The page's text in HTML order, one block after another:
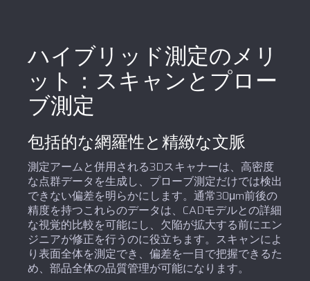
ハイブリッド測定のメリ
ット：スキャンとプロー
ブ測定
包括的な網羅性と精緻な文脈
測定アームと併用される3Dスキャナーは、高密度
な点群データを生成し、プローブ測定だけでは検出
できない偏差を明らかにします。通常30μm前後の
精度を持つこれらのデータは、CADモデルとの詳細
な視覚的比較を可能にし、欠陥が拡大する前にエン
ジニアが修正を行うのに役立ちます。スキャンによ
り表面全体を測定でき、偏差を一目で把握できるた
め、部品全体の品質管理が可能になります。